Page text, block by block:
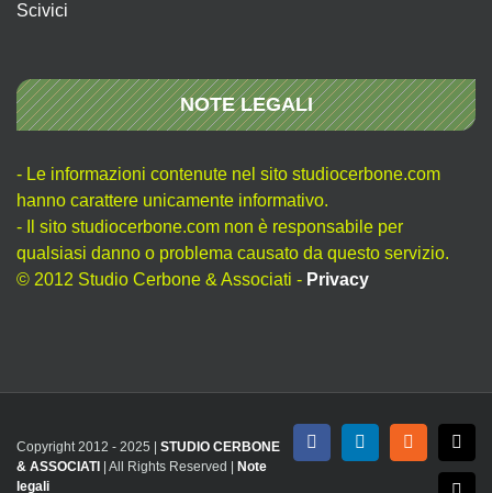
Scivici
NOTE LEGALI
- Le informazioni contenute nel sito studiocerbone.com
hanno carattere unicamente informativo.
- Il sito studiocerbone.com non è responsabile per
qualsiasi danno o problema causato da questo servizio.
© 2012 Studio Cerbone & Associati - Privacy
Copyright 2012 - 2025 | STUDIO CERBONE
& ASSOCIATI
| All Rights Reserved |
Note
legali
FacebookLinkedInRss X